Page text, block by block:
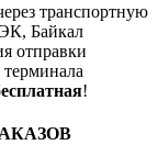
транспортную
Байкал
отправки
!